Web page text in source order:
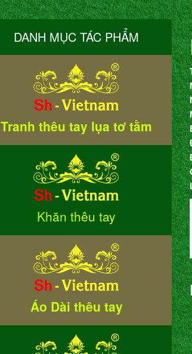
DANH MỤC TÁC PHẨM
Tranh thêu tay lụa tơ tằm
Khăn thêu tay
Áo Dài thêu tay